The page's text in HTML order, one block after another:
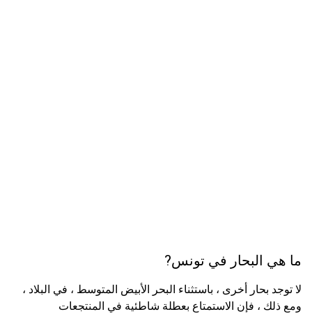
ما هي البحار في تونس?
لا توجد بحار أخرى ، باستثناء البحر الأبيض المتوسط ​​، في البلاد ،
ومع ذلك ، فإن الاستمتاع بعطلة شاطئية في المنتجعات